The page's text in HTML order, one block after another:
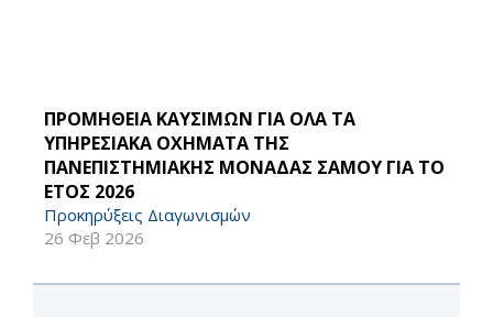
ΠΡΟΜΗΘΕΙΑ ΚΑΥΣΙΜΩΝ ΓΙΑ ΟΛΑ ΤΑ
ΥΠΗΡΕΣΙΑΚΑ ΟΧΗΜΑΤΑ ΤΗΣ
ΠΑΝΕΠΙΣΤΗΜΙΑΚΗΣ ΜΟΝΑΔΑΣ ΣΑΜΟΥ ΓΙΑ ΤΟ
ΕΤΟΣ 2026
Προκηρύξεις Διαγωνισμών
26 Φεβ 2026